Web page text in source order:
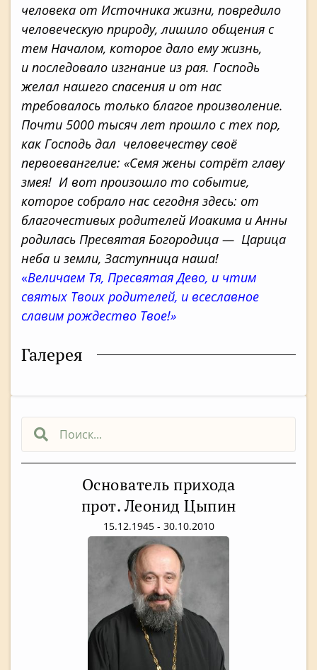
Основатель прихода
прот. Леонид Цыпин
15.12.1945 - 30.10.2010
человека от Источника жизни, повредило
человеческую природу, лишило общения с
тем Началом, которое дало ему жизнь,
и последовало изгнание из рая. Господь
желал нашего спасения и от нас
требовалось только благое произволение.
Почти 5000 тысяч лет прошло с тех пор,
как Господь дал человечеству своё
первоевангелие: «Семя жены сотрёт главу
змея! И вот произошло то событие,
которое собрало нас сегодня здесь: от
благочестивых родителей Иоакима и Анны
родилась Пресвятая Богородица — Царица
неба и земли, Заступница наша!
«Величаем Тя, Пресвятая Дево, и чтим
святых Твоих родителей, и всеславное
славим рождество Твое!»
Галерея